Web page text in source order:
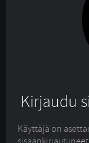
Kirjaudu
Käyttäjä on